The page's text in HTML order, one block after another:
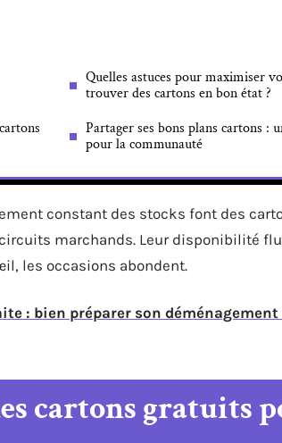
Quelles astuces pour maximiser
trouver des cartons en bon état ?
Partager ses bons plans cartons :
pour la communauté
constant des stocks font des
marchands. Leur disponibilité
les occasions abondent.
: bien préparer son
cartons gratuits